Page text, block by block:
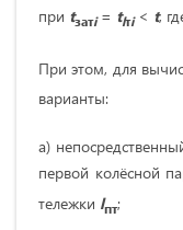
при tзатi= tlтi< t,
При этом, для
варианты:
а)
первой колёсной
тележки lпт;